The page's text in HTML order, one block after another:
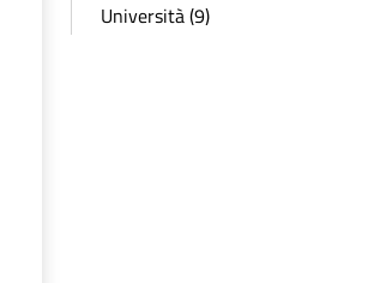
Università (9)